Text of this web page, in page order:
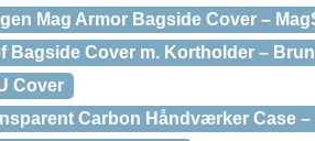
Mag Armor Bagside Cover –
Bagside Cover m. Kortholder – Brun
Cover
Carbon Håndværker Case –